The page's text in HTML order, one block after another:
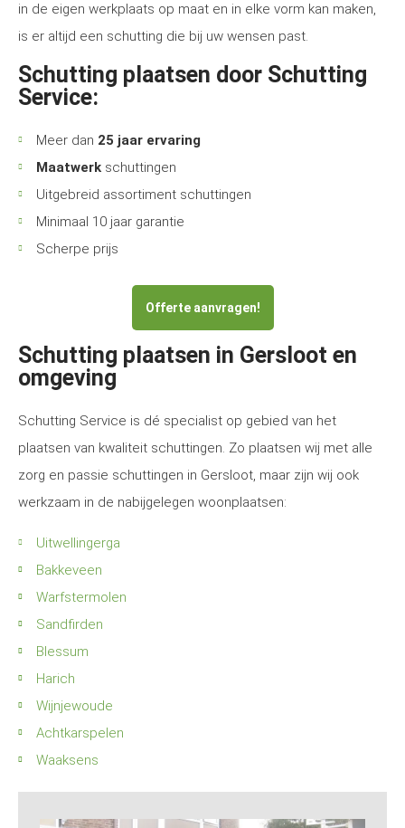
in de eigen werkplaats op maat en in elke vorm kan maken,
is er altijd een schutting die bij uw wensen past.
Schutting plaatsen door Schutting
Service:
Meer dan 25 jaar ervaring
Maatwerk schuttingen
Uitgebreid assortiment schuttingen
Minimaal 10 jaar garantie
Scherpe prijs
Offerte aanvragen!
Schutting plaatsen in Gersloot en
omgeving
Schutting Service is dé specialist op gebied van het
plaatsen van kwaliteit schuttingen. Zo plaatsen wij met alle
zorg en passie schuttingen in Gersloot, maar zijn wij ook
werkzaam in de nabijgelegen woonplaatsen:
Uitwellingerga
Bakkeveen
Warfstermolen
Sandfirden
Blessum
Harich
Wijnjewoude
Achtkarspelen
Waaksens